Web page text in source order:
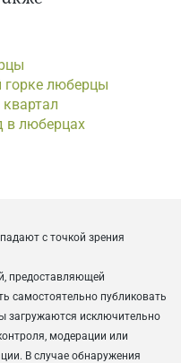
горке люберцы
в люберцах
с точкой зрения
предоставляющей
самостоятельно публиковать
загружаются исключительно
модерации или
В случае обнаружения